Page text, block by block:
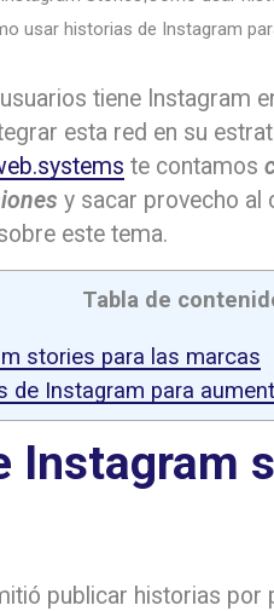
tiene Instagram
esta red en su
te contamos
y sacar provecho al
este tema.
Tabla de
stories para las marcas
de Instagram para
Instagram
publicar historias por